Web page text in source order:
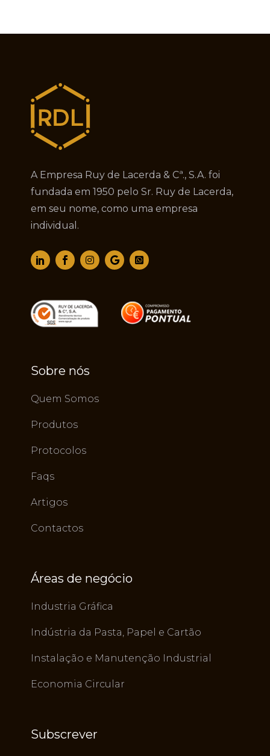
A Empresa Ruy de Lacerda & Cª., S.A. foi
fundada em 1950 pelo Sr. Ruy de Lacerda,
em seu nome, como uma empresa
individual.
Sobre nós
Quem Somos
Produtos
Protocolos
Faqs
Artigos
Contactos
Áreas de negócio
Industria Gráfica
Indústria da Pasta, Papel e Cartão
Instalação e Manutenção Industrial
Economia Circular
Subscrever